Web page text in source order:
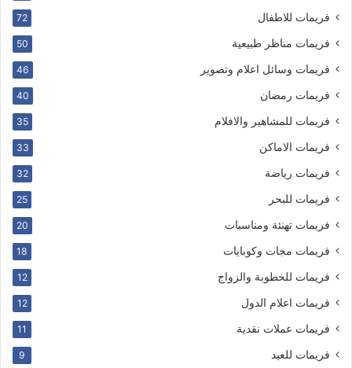
فريمات للاطفال 72
فريمات مناظر طبيعية 50
فريمات وسائل اعلام وتصوير 46
فريمات رمضان 40
فريمات للمشاهير والافلام 35
فريمات الاماكن 33
فريمات رياضة 32
فريمات للبحر 25
فريمات تهنئة ومناسبات 20
فريمات مجات وكوبايات 18
فريمات للخطوبة والزواج 12
فريمات اعلام الدول 12
فريمات عملات نقدية 11
فريمات للعيد 9